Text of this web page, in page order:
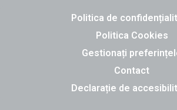
Politica de
Politica Cookies
Gestionați
Contact
Declarație de